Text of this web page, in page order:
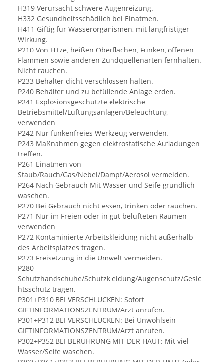
H319 Verursacht schwere Augenreizung.
H332 Gesundheitsschädlich bei Einatmen.
H411 Giftig für Wasserorganismen, mit langfristiger
Wirkung.
P210 Von Hitze, heißen Oberflächen, Funken, offenen
Flammen sowie anderen Zündquellenarten fernhalten.
Nicht rauchen.
P233 Behälter dicht verschlossen halten.
P240 Behälter und zu befüllende Anlage erden.
P241 Explosionsgeschützte elektrische
Betriebsmittel/Lüftungsanlagen/Beleuchtung
verwenden.
P242 Nur funkenfreies Werkzeug verwenden.
P243 Maßnahmen gegen elektrostatische Aufladungen
treffen.
P261 Einatmen von
Staub/Rauch/Gas/Nebel/Dampf/Aerosol vermeiden.
P264 Nach Gebrauch Mit Wasser und Seife gründlich
waschen.
P270 Bei Gebrauch nicht essen, trinken oder rauchen.
P271 Nur im Freien oder in gut belüfteten Räumen
verwenden.
P272 Kontaminierte Arbeitskleidung nicht außerhalb
des Arbeitsplatzes tragen.
P273 Freisetzung in die Umwelt vermeiden.
P280
Schutzhandschuhe/Schutzkleidung/Augenschutz/Gesic
htsschutz tragen.
P301+P310 BEI VERSCHLUCKEN: Sofort
GIFTINFORMATIONSZENTRUM/Arzt anrufen.
P301+P312 BEI VERSCHLUCKEN: Bei Unwohlsein
GIFTINFORMATIONSZENTRUM/Arzt anrufen.
P302+P352 BEI BERÜHRUNG MIT DER HAUT: Mit viel
Wasser/Seife waschen.